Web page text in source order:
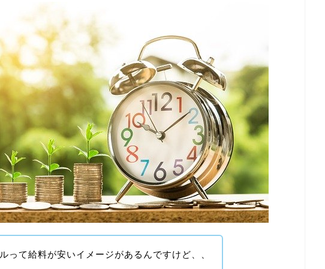
って給料が安いイメージがあるんですけど、、